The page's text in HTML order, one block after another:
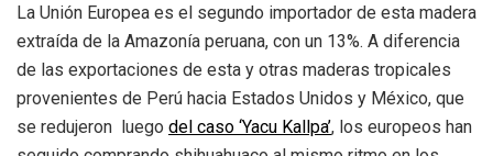
La Unión Europea es el segundo importador de esta madera
extraída de la Amazonía peruana, con un 13%. A diferencia
de las exportaciones de esta y otras maderas tropicales
provenientes de Perú hacia Estados Unidos y México, que
se redujeron luego del caso ‘Yacu Kallpa’, los europeos han